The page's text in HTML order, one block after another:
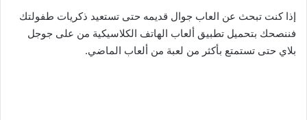
إذا كنت تبحث عن العاب جوال قديمه حتى تستعيد ذكريات طفولتك
فننصحك بتحميل تطبيق ألعاب الهاتف الكلاسيكية من على جوجل
بلاي حتى تستمتع بأكثر من لعبة من ألعاب الماضي.